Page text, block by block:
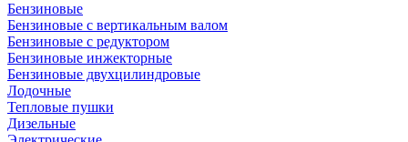
Бензиновые
Бензиновые с вертикальным валом
Бензиновые с редуктором
Бензиновые инжекторные
Бензиновые двухцилиндровые
Лодочные
Тепловые пушки
Дизельные